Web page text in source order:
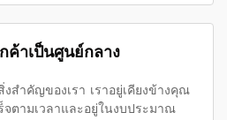
ค้าเป็นศูนย์กลาง
สำคัญของเรา เราอยู่เคียงข้างคุณ
จตามเวลาและอยู่ในงบประมาณ